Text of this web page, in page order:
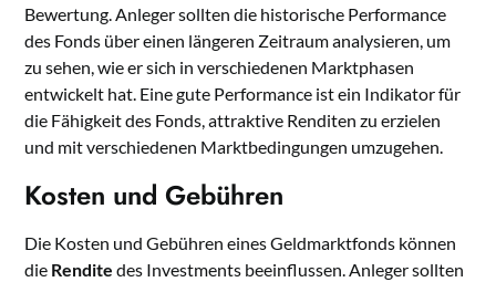
Bewertung. Anleger sollten die historische Performance
des Fonds über einen längeren Zeitraum analysieren, um
zu sehen, wie er sich in verschiedenen Marktphasen
entwickelt hat. Eine gute Performance ist ein Indikator für
die Fähigkeit des Fonds, attraktive Renditen zu erzielen
und mit verschiedenen Marktbedingungen umzugehen.
Kosten und Gebühren
Die Kosten und Gebühren eines Geldmarktfonds können
die Rendite des Investments beeinflussen. Anleger sollten